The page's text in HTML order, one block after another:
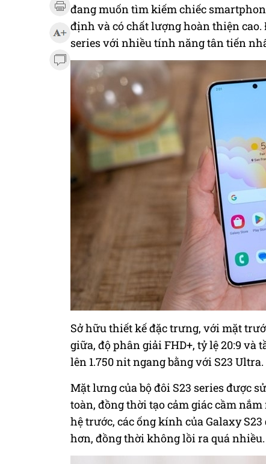
đang muốn tìm kiếm chiếc
định và có chất lượng hoàn thiện
series với nhiều tính năng tân tiến
Sở hữu thiết kế đặc trưng, với mặt
giữa, độ phân giải FHD+, tỷ lệ 20:9 và
lên 1.750 nit ngang bằng với S23 Ultra.
Mặt lưng của bộ đôi S23 series được
toàn, đồng thời tạo cảm giác cầm
hệ trước, các ống kính của Galaxy S23
hơn, đồng thời không lồi ra quá nhiều.